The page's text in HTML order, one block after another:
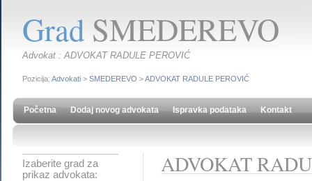
Grad SMEDEREVO
Advokat : ADVOKAT RADULE PEROVIĆ
Pozicija: Advokati > SMEDEREVO >ADVOKAT RADULE PEROVIĆ
Početna Dodaj novog advokata Ispravka podataka Kontakt
Izaberite grad za
prikaz advokata:
ADVOKAT